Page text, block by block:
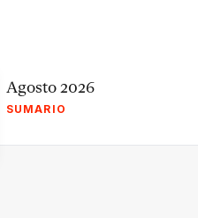
Agosto 2026
SUMARIO